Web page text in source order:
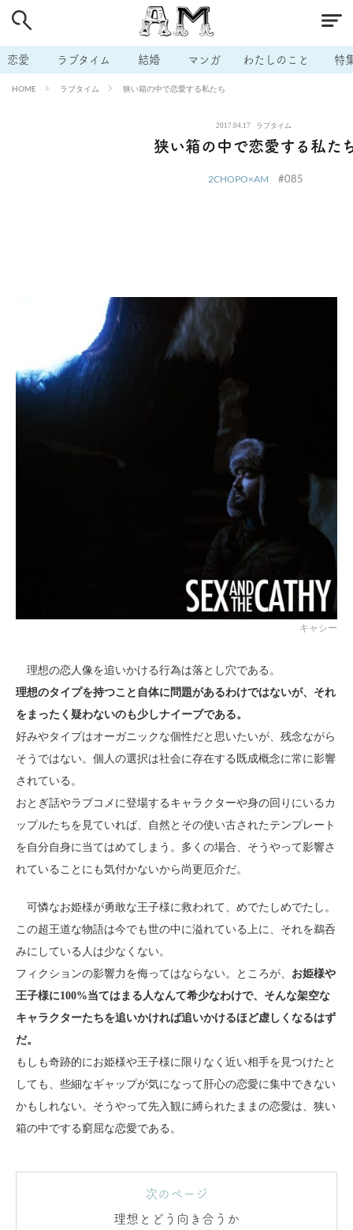
恋愛 ラブタイム 結婚 マンガ わたしのこと 特
HOME ラブタイム 狭い箱の中で恋愛する私たち
2017.04.17 ラブタイム
狭い箱の中で恋愛する私た
2CHOPO×AM #085
キャシー
理想の恋人像を追いかける行為は落とし穴である。
理想のタイプを持つこと自体に問題があるわけではないが、それ
をまったく疑わないのも少しナイーブである。
好みやタイプはオーガニックな個性だと思いたいが、残念ながら
そうではない。個人の選択は社会に存在する既成概念に常に影響
されている。
おとぎ話やラブコメに登場するキャラクターや身の回りにいるカ
ップルたちを見ていれば、自然とその使い古されたテンプレート
を自分自身に当てはめてしまう。多くの場合、そうやって影響さ
れていることにも気付かないから尚更厄介だ。
可憐なお姫様が勇敢な王子様に救われて、めでたしめでたし。
この超王道な物語は今でも世の中に溢れている上に、それを鵜呑
みにしている人は少なくない。
フィクションの影響力を侮ってはならない。ところが、 お姫様や
王子様に100%当てはまる人なんて希少なわけで、そんな架空な
キャラクターたちを追いかければ追いかけるほど虚しくなるはず
だ。
もしも奇跡的にお姫様や王子様に限りなく近い相手を見つけたと
しても、些細なギャップが気になって肝心の恋愛に集中できない
かもしれない。そうやって先入観に縛られたままの恋愛は、狭い
箱の中でする窮屈な恋愛である。
次のページ
理想とどう向き合うか
# 男の本音 # セフレ # 不倫
# 出会う方法 # マッチングアプリ # ラブグッズ # 体の相